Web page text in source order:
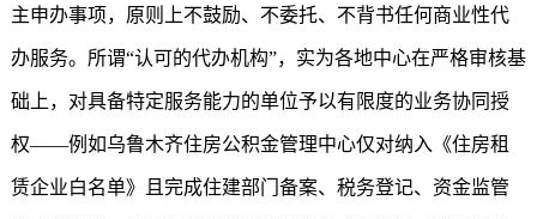
主申办事项，原则上不鼓励、不委托、不背书任何商业性代
办服务。所谓“认可的代办机构”，实为各地中心在严格审核基
础上，对具备特定服务能力的单位予以有限度的业务协同授
权——例如乌鲁木齐住房公积金管理中心仅对纳入《住房租
赁企业白名单》且完成住建部门备案、税务登记、资金监管